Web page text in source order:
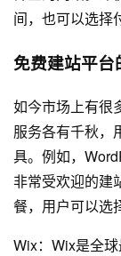
间，也可以选择
免费建站平
如今市场上有很
服务各有千秋，
具。例如，
非常受欢迎的建
餐，用户可以选
Wix：Wix是全